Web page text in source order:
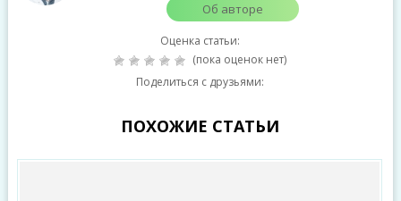
Об авторе
Оценка статьи:
(пока оценок нет)
Поделиться с друзьями:
ПОХОЖИЕ СТАТЬИ